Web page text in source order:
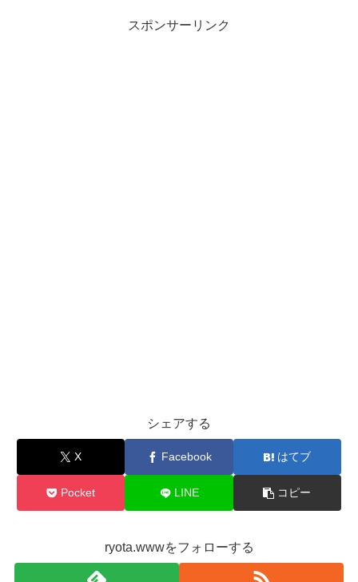
スポンサーリンク
シェアする
X Facebook はてブ
Pocket LINE コピー
ryota.wwwをフォローする